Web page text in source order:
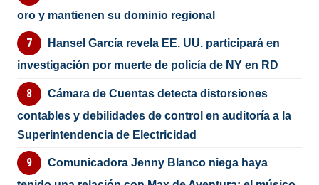
oro y mantienen su dominio regional
Hansel García revela EE. UU. participará en
investigación por muerte de policía de NY en RD
Cámara de Cuentas detecta distorsiones
contables y debilidades de control en auditoría a la
Superintendencia de Electricidad
Comunicadora Jenny Blanco niega haya